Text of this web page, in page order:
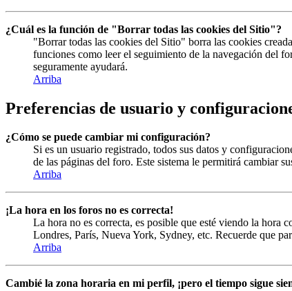
¿Cuál es la función de "Borrar todas las cookies del Sitio"?
"Borrar todas las cookies del Sitio" borra las cookies
funciones como leer el seguimiento de la navegación del
seguramente ayudará.
Arriba
Preferencias de usuario y
¿Cómo se puede cambiar mi configuración?
Si es un usuario registrado, todos sus datos y
de las páginas del foro. Este sistema le permitirá cambiar
Arriba
¡La hora en los foros no es correcta!
La hora no es correcta, es posible que esté viendo la hora
Londres, París, Nueva York, Sydney, etc. Recuerde que
Arriba
Cambié la zona horaria en mi perfil, ¡pero el tiempo sigue